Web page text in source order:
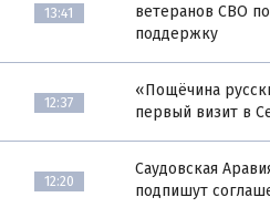
13:41
ветеранов СВО
поддержку
12:37
«Пощёчина
первый визит в
12:20
Саудовская
подпишут